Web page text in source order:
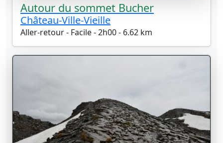
Autour du sommet Bucher
Château-Ville-Vieille
Aller-retour - Facile - 2h00 - 6.62 km